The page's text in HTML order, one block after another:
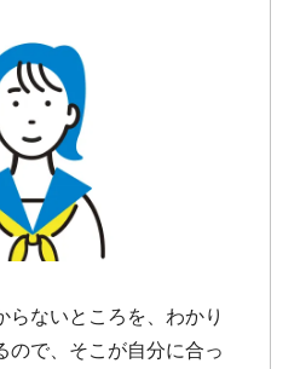
らないところを、わかり
ので、そこが自分に合っ